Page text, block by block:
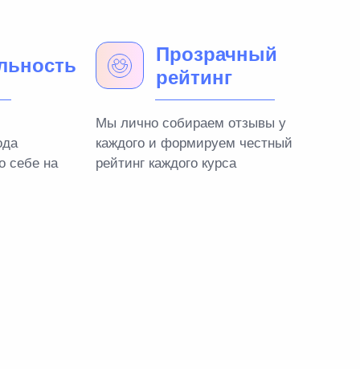
себе на
Прозрачный
рейтинг
Мы лично собираем отзывы у
каждого и формируем честный
рейтинг каждого курса